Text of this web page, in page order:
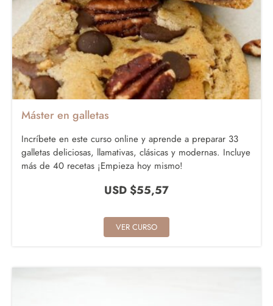
Máster en galletas
Incríbete en este curso online y aprende a preparar 33
galletas deliciosas, llamativas, clásicas y modernas. Incluye
más de 40 recetas ¡Empieza hoy mismo!
USD $55,57
VER CURSO